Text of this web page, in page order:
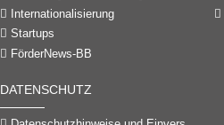
Internationalisierung
Startups
FörderNews-BB
DATENSCHUTZ